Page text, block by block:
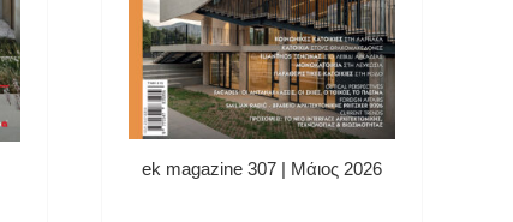
ek magazine 307 | Μάιος 2026